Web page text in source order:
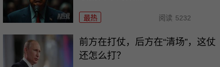
最热 阅读 5232
前方在打仗，后方在“清场”，这仗
还怎么打？